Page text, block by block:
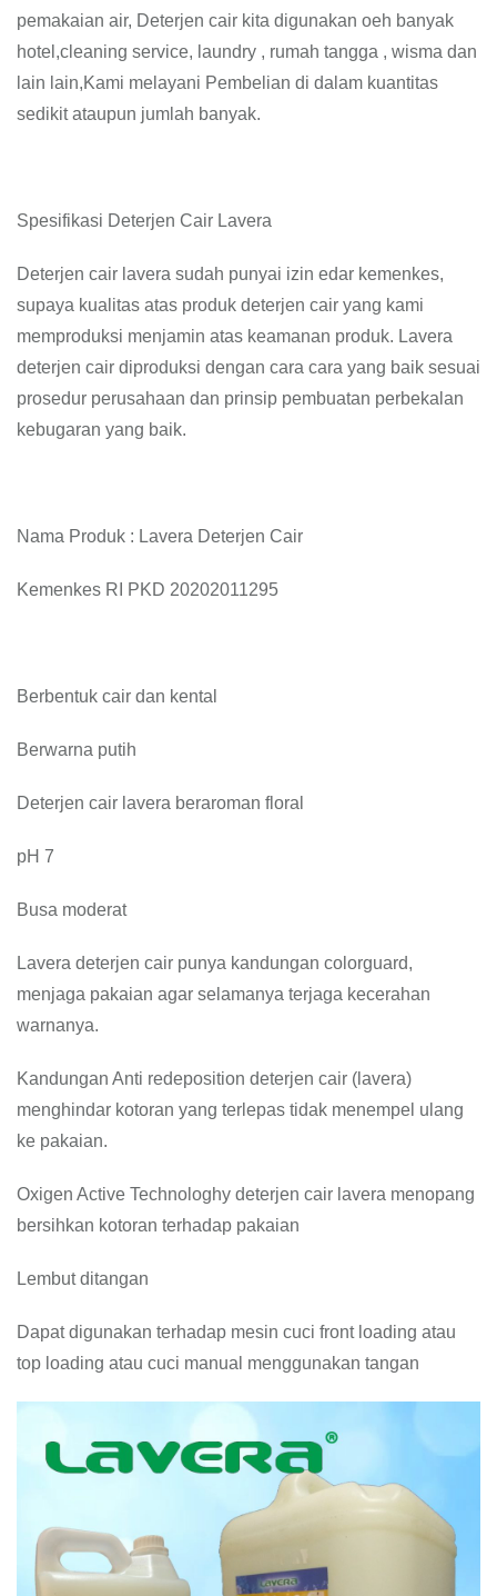
pemakaian air, Deterjen cair kita digunakan oeh banyak
hotel,cleaning service, laundry , rumah tangga , wisma dan
lain lain,Kami melayani Pembelian di dalam kuantitas
sedikit ataupun jumlah banyak.
Spesifikasi Deterjen Cair Lavera
Deterjen cair lavera sudah punyai izin edar kemenkes,
supaya kualitas atas produk deterjen cair yang kami
memproduksi menjamin atas keamanan produk. Lavera
deterjen cair diproduksi dengan cara cara yang baik sesuai
prosedur perusahaan dan prinsip pembuatan perbekalan
kebugaran yang baik.
Nama Produk : Lavera Deterjen Cair
Kemenkes RI PKD 20202011295
Berbentuk cair dan kental
Berwarna putih
Deterjen cair lavera beraroman floral
pH 7
Busa moderat
Lavera deterjen cair punya kandungan colorguard,
menjaga pakaian agar selamanya terjaga kecerahan
warnanya.
Kandungan Anti redeposition deterjen cair (lavera)
menghindar kotoran yang terlepas tidak menempel ulang
ke pakaian.
Oxigen Active Technologhy deterjen cair lavera menopang
bersihkan kotoran terhadap pakaian
Lembut ditangan
Dapat digunakan terhadap mesin cuci front loading atau
top loading atau cuci manual menggunakan tangan